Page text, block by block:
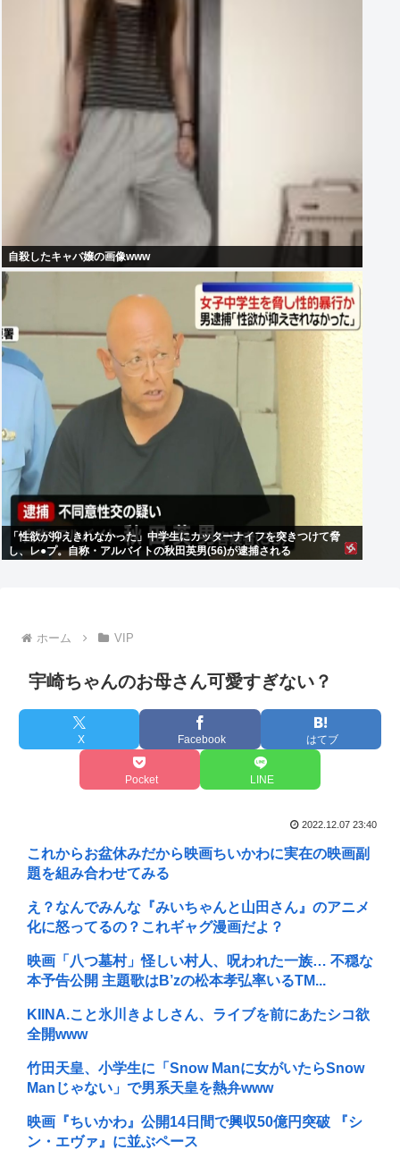
自殺したキャバ嬢の画像www
「性欲が抑えきれなかった」中学生にカッターナイフを突きつけて脅
し、レ●プ。自称・アルバイトの秋田英男(56)が逮捕される
ホーム VIP
宇崎ちゃんのお母さん可愛すぎない？
X Facebook はてブ
Pocket LINE
2022.12.07 23:40
これからお盆休みだから映画ちいかわに実在の映画副
題を組み合わせてみる
え？なんでみんな『みいちゃんと山田さん』のアニメ
化に怒ってるの？これギャグ漫画だよ？
映画「八つ墓村」怪しい村人、呪われた一族… 不穏な
本予告公開 主題歌はB’zの松本孝弘率いるTM...
KIINA.こと氷川きよしさん、ライブを前にあたシコ欲
全開www
竹田天皇、小学生に「Snow Manに女がいたらSnow
Manじゃない」で男系天皇を熱弁www
映画『ちいかわ』公開14日間で興収50億円突破 『シ
ン・エヴァ』に並ぶペース